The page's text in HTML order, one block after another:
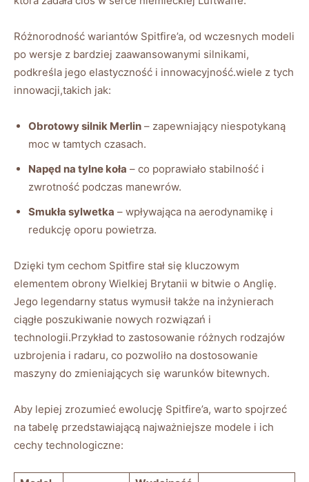
Różnorodność wariantów Spitfire’a, od wczesnych modeli
po wersje z bardziej zaawansowanymi silnikami,
podkreśla jego elastyczność i innowacyjność.wiele z tych
innowacji,takich jak:
Obrotowy silnik Merlin – zapewniający niespotykaną
moc w tamtych czasach.
Napęd na tylne koła – co poprawiało stabilność i
zwrotność podczas manewrów.
Smukła sylwetka – wpływająca na aerodynamikę i
redukcję oporu powietrza.
Dzięki tym cechom Spitfire stał się kluczowym
elementem obrony Wielkiej Brytanii w bitwie o Anglię.
Jego legendarny status wymusił także na inżynierach
ciągłe poszukiwanie nowych rozwiązań i
technologii.Przykład to zastosowanie różnych rodzajów
uzbrojenia i radaru, co pozwoliło na dostosowanie
maszyny do zmieniających się warunków bitewnych.
Aby lepiej zrozumieć ewolucję Spitfire’a, warto spojrzeć
na tabelę przedstawiającą najważniejsze modele i ich
cechy technologiczne: